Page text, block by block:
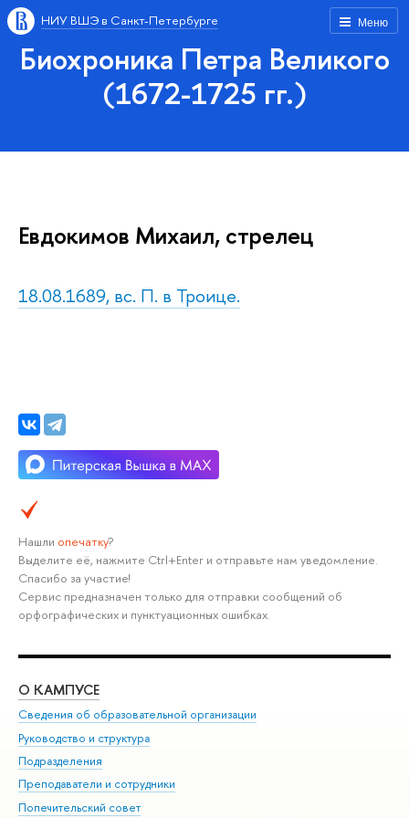
Меню
НИУ ВШЭ в Санкт-Петербурге
Биохроника Петра Великого
(1672-1725 гг.)
Евдокимов Михаил, стрелец
18.08.1689, вс. П. в Троице.
Нашли опечатку?
Выделите её, нажмите Ctrl+Enter и отправьте нам уведомление.
Спасибо за участие!
Сервис предназначен только для отправки сообщений об
орфографических и пунктуационных ошибках.
О КАМПУСЕ
Сведения об образовательной организации
Руководство и структура
Подразделения
Преподаватели и сотрудники
Попечительский совет